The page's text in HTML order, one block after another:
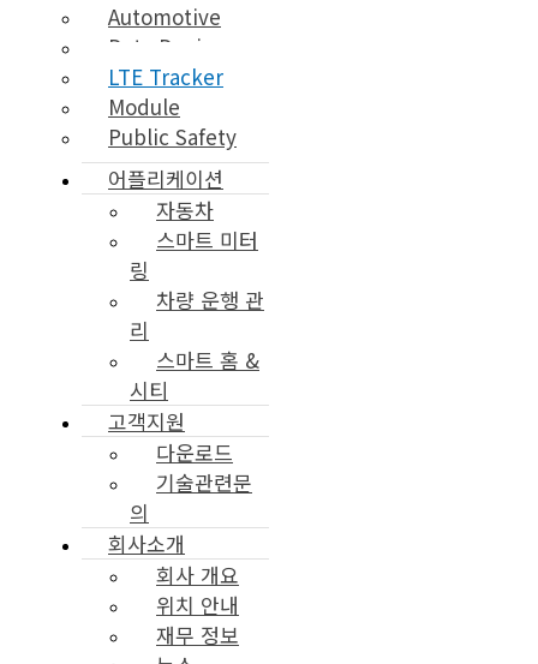
Automotive
Data Device
LTE Tracker
Module
Public Safety
어플리케이션
자동차
스마트 미터
링
차량 운행 관
리
스마트 홈 &
시티
고객지원
다운로드
기술관련문
의
회사소개
회사 개요
위치 안내
재무 정보